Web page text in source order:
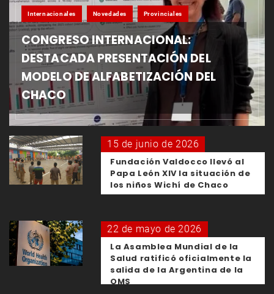
Internacionales Novedades Provinciales
CONGRESO INTERNACIONAL:
DESTACADA PRESENTACIÓN DEL
MODELO DE ALFABETIZACIÓN DEL
CHACO
15 de junio de 2026
Fundación Valdocco llevó al
Papa León XIV la situación de
los niños Wichí de Chaco
22 de mayo de 2026
La Asamblea Mundial de la
Salud ratificó oficialmente la
salida de la Argentina de la
OMS